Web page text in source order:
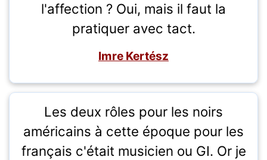
l'affection ? Oui, mais il faut la
pratiquer avec tact.
Imre Kertész
Les deux rôles pour les noirs
américains à cette époque pour les
français c'était musicien ou GI. Or je